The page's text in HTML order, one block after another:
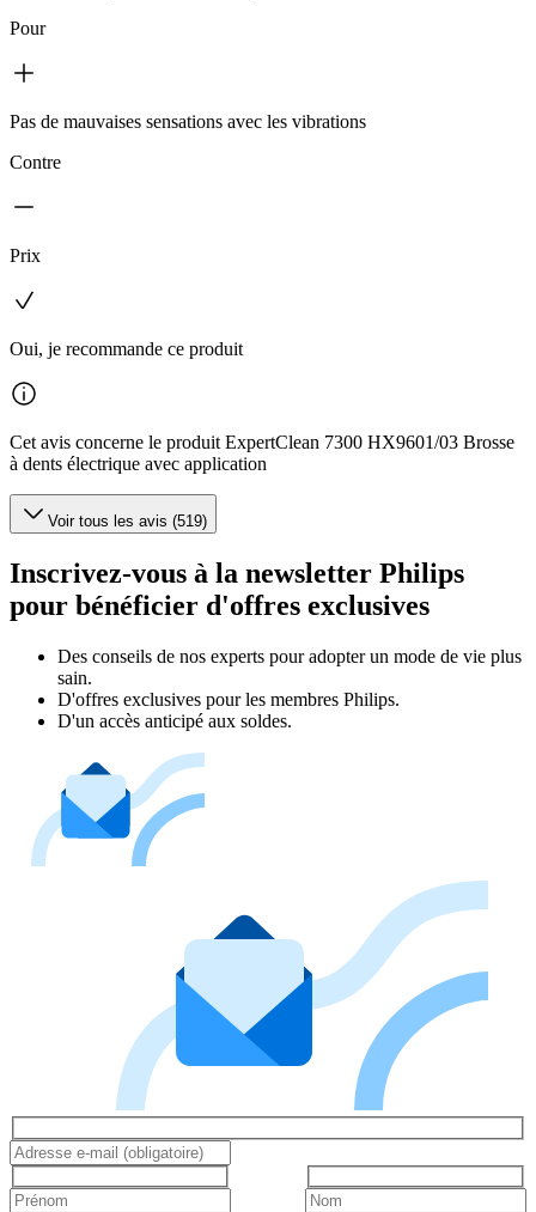
Pour
Pas de mauvaises sensations avec les vibrations
Contre
Prix
Oui, je recommande ce produit
Cet avis concerne le produit ExpertClean 7300 HX9601/03 Brosse
à dents électrique avec application
Voir tous les avis (519)
Inscrivez-vous à la newsletter Philips
pour bénéficier d'offres exclusives
Des conseils de nos experts pour adopter un mode de vie plus
sain.
D'offres exclusives pour les membres Philips.
D'un accès anticipé aux soldes.